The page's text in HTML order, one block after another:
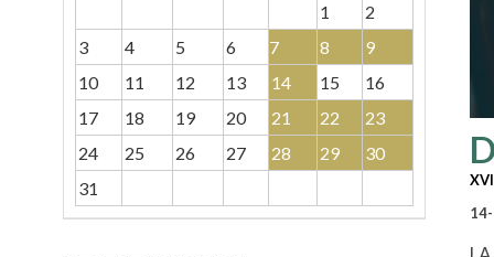
1
2
3
4 5 6 7 8
9
10
11 12 13 14 15
16
17
18 19 20 21 22
23
24
25 26 27 28 29
30
31